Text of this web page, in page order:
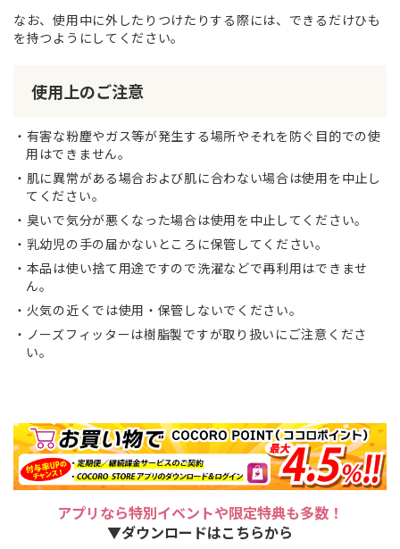
なお、使用中に外したりつけたりする際には、できるだけひも
を持つようにしてください。
使用上のご注意
有害な粉塵やガス等が発生する場所やそれを防ぐ目的での使
用はできません。
肌に異常がある場合および肌に合わない場合は使用を中止し
てください。
臭いで気分が悪くなった場合は使用を中止してください。
乳幼児の手の届かないところに保管してください。
本品は使い捨て用途ですので洗濯などで再利用はできませ
ん。
火気の近くでは使用・保管しないでください。
ノーズフィッターは樹脂製ですが取り扱いにご注意くださ
い。
アプリなら特別イベントや限定特典も多数！
▼ダウンロードはこちらから